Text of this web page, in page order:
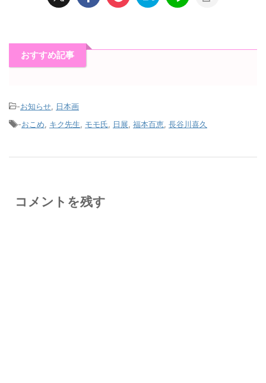
おすすめ記事
-お知らせ
日本画
-おこめ キク先生 モモ氏 日展 福本百恵 長谷川喜久
コメントを残す